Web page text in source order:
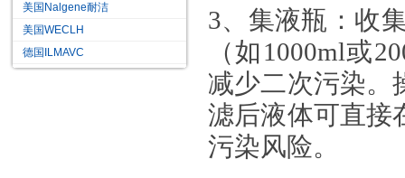
美国Nalgene耐洁
美国WECLH
德国ILMAVC
3、 集液瓶 ：收
（如 1000ml或
减少二次污染。
滤后液体可直接
污染风险。